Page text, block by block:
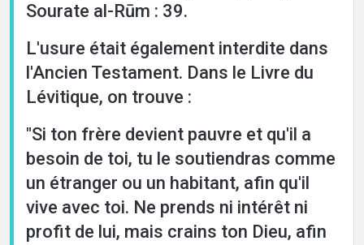
Sourate al-Rūm : 39.
L'usure était également interdite dans
l'Ancien Testament. Dans le Livre du
Lévitique, on trouve :
"Si ton frère devient pauvre et qu'il a
besoin de toi, tu le soutiendras comme
un étranger ou un habitant, afin qu'il
vive avec toi. Ne prends ni intérêt ni
profit de lui, mais crains ton Dieu, afin